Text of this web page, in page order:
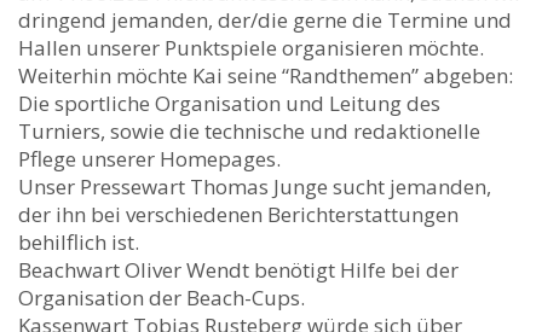
dringend jemanden, der/die gerne die Termine und
Hallen unserer Punktspiele organisieren möchte.
Weiterhin möchte Kai seine “Randthemen” abgeben:
Die sportliche Organisation und Leitung des
Turniers, sowie die technische und redaktionelle
Pflege unserer Homepages.
Unser Pressewart Thomas Junge sucht jemanden,
der ihn bei verschiedenen Berichterstattungen
behilflich ist.
Beachwart Oliver Wendt benötigt Hilfe bei der
Organisation der Beach-Cups.
Kassenwart Tobias Rusteberg würde sich über